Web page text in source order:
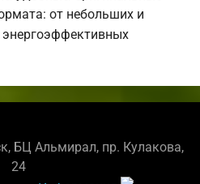
от небольших и
БЦ Альмирал, пр. Кулакова,
24